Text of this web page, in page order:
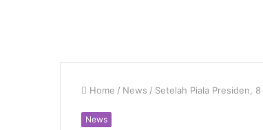
Home / News / Setelah Piala Presiden,
News